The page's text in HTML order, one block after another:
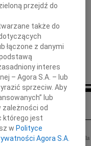
Janiszewscy z dziećmi
Olechowskiego Byłeś
przejdź do
także do
łączone z danymi
interes
– Agora S.A. – lub
sprzeciw. Aby
lub
od
którego jest
wPolityce
Agora S.A.